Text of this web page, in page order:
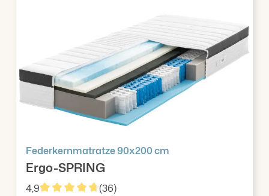
Federkernmatratze 90x200 cm
Ergo-SPRING
4,9
(36)